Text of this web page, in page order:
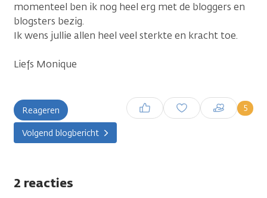
momenteel ben ik nog heel erg met de bloggers en
blogsters bezig.
Ik wens jullie allen heel veel sterkte en kracht toe.
Liefs Monique
Reageren 5
Inloggen om een reactie te
plaatsen
Volgend blogbericht
2 reacties